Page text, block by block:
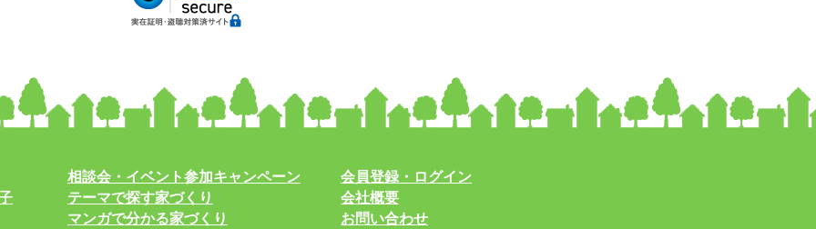
相談会・イベント参加キャンペーン
テーマで探す家づくり
マンガで分かる家づくり
会員登録・ログイン
会社概要
お問い合わせ